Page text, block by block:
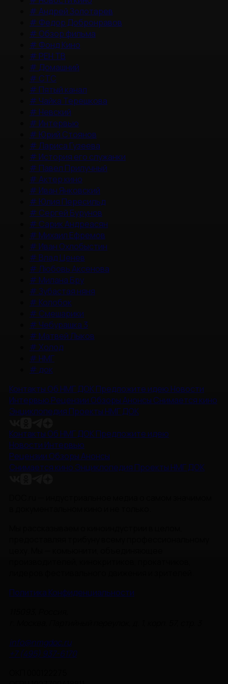
#Андрей Золотарев
# Федор Добронравов
# Обзор фильма
# Фонд Кино
# РЕН ТВ
# Домашний
# СТС
# Пятый канал
# Чайка Терешкова
# Невский
# Интервью
# Юрий Стоянов
#Лариса Гузеева
# История его служанки
# Павел Прилучный
#Актер кино
# Иван Янковский
# Юлия Пересильд
# Сергей Бурунов
# Сарик Андреасян
# Михаил Ефремов
# Иван Охлобыстин
# Влад Ценев
#Любовь Аксенова
# Милана Бру
#Зубастая няня
# Колобок
# Смешарики
# Чебурашка 3
# Матвей Лыков
#Холод
# НМГ
# док
Контакты Об НМГ ДОКПредложите идею Новости
Интервью Рецензии ОбзорыАнонсы Снимается кино
Энциклопедия Проекты НМГ ДОК
Контакты Об НМГ ДОКПредложите идею
Новости Интервью
Рецензии ОбзорыАнонсы
Снимается кино Энциклопедия Проекты НМГ ДОК
Политика Конфиденциальности
info@nmgdoc.ru
+7 (495) 937-6170